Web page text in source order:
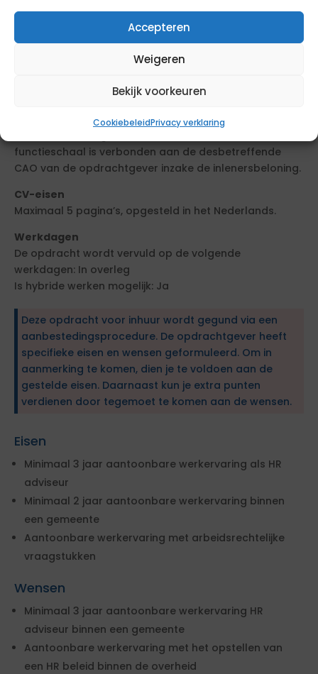
Accepteren
Weigeren
Bekijk voorkeuren
CookiebeleidPrivacy verklaring
Samenwerken – effectief schakelen met HR-team en
andere stakeholders.
functieschaal is verbonden aan de desbetreffende
CAO van de opdrachtgever inzake de inlenersbeloning.
CV-eisen
Maximaal 5 pagina’s, opgesteld in het Nederlands.
Werkdagen
De opdracht wordt vervuld op de volgende
werkdagen: In overleg
Is hybride werken mogelijk: Ja
Deze opdracht voor inhuur wordt gegund via een
aanbestedingsprocedure. De opdrachtgever heeft
specifieke eisen en wensen geformuleerd. Om in
aanmerking te komen, dien je te voldoen aan de
gestelde eisen. Daarnaast kun je extra punten
verdienen door tegemoet te komen aan de wensen.
Eisen
Minimaal 3 jaar aantoonbare werkervaring als HR
adviseur
Minimaal 2 jaar aantoonbare werkervaring binnen
een gemeente
Aantoonbare werkervaring met arbeidsrechtelijke
vraagstukken
Wensen
Minimaal 3 jaar aantoonbare werkervaring HR
adviseur binnen een gemeente
Aantoonbare werkervaring met het opstellen van
een HR beleid binnen de overheid